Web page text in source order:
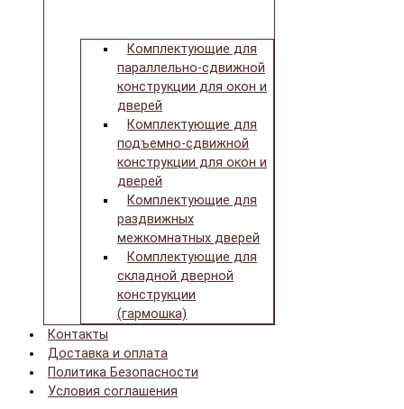
Комплектующие для
параллельно-сдвижной
конструкции для окон и
дверей
Комплектующие для
подъемно-сдвижной
конструкции для окон и
дверей
Комплектующие для
раздвижных
межкомнатных дверей
Комплектующие для
складной дверной
конструкции
(гармошка)
Контакты
Доставка и оплата
Политика Безопасности
Условия соглашения